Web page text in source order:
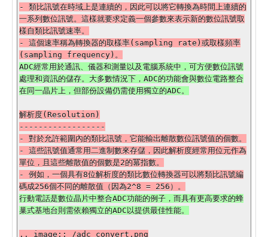
- 類比訊號在時域上是連續的，因此可以將它轉換為時間上連續的
一系列數位訊號。這樣就要求定義一個參數來表示新的數位訊號取
樣自類比訊號速率。
- 這個速率稱為轉換器的取樣率(sampling rate)或取樣頻率
ADC經常用於通訊、儀器和測量以及電腦系統中，可方便數位訊號
處理和資訊的儲存。大多數情況下，ADC的功能會與數位電路整合
解析度(Resolution)
------------------
- 對於允許範圍內的類比訊號，它能輸出離散數位訊號值的個數。
- 這些訊號值通常用二進制數來存儲，因此解析度經常用位元作為
單位，且這些離散值的個數是2的冪指數。
- 例如，一個具有8位解析度的類比數位轉換器可以將類比訊號編
行動電話是數位晶片中整合ADC功能的例子，而具有更高要求的蜂